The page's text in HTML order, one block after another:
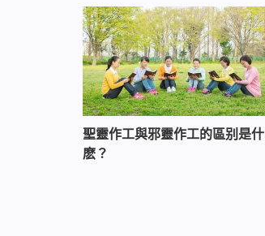
聖靈作工與邪靈作工的區别是什
麽？